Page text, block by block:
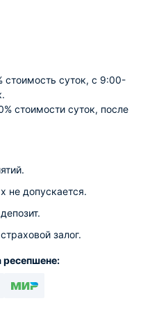
стоимость суток, с 9:00-
стоимости суток, после
не допускается.
залог.
ресепшене: